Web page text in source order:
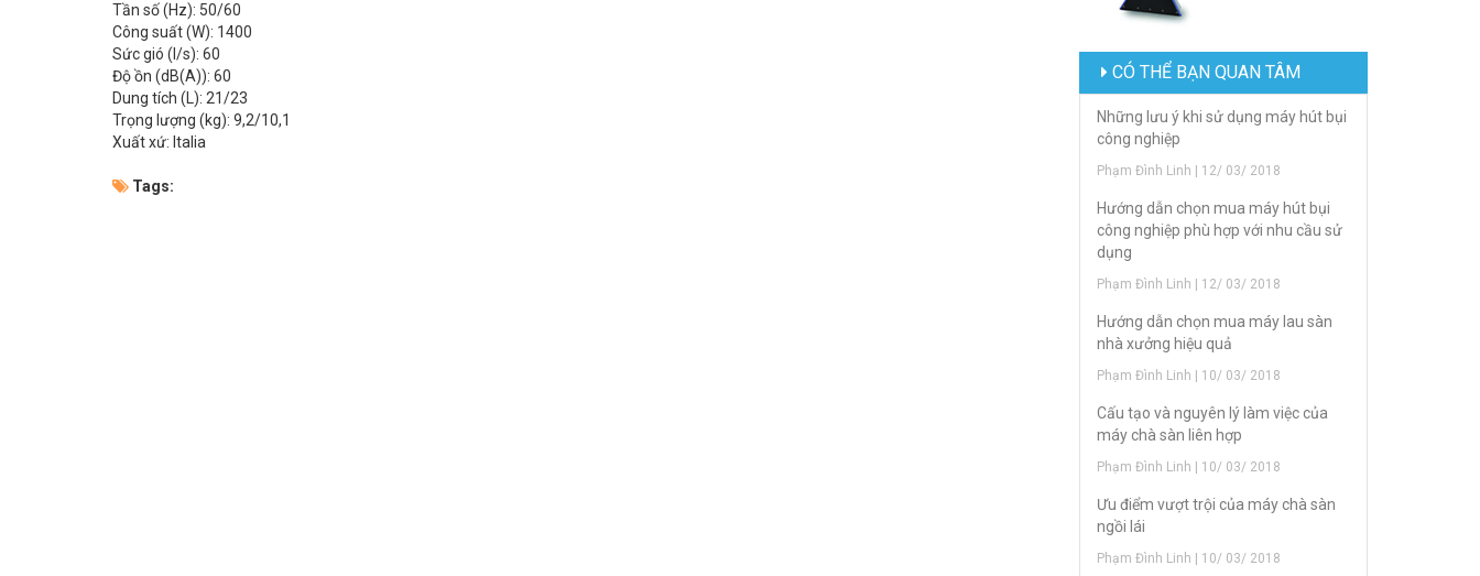
Tần số (Hz): 50/60
Công suất (W): 1400
Sức gió (l/s): 60
Độ ồn (dB(A)): 60
Dung tích (L): 21/23
Trọng lượng (kg): 9,2/10,1
Xuất xứ: Italia
Tags:
CÓ THỂ BẠN QUAN TÂM
Những lưu ý khi sử dụng máy hút bụi
công nghiệp
Phạm Đình Linh | 12/ 03/ 2018
Hướng dẫn chọn mua máy hút bụi
công nghiệp phù hợp với nhu cầu sử
dụng
Phạm Đình Linh | 12/ 03/ 2018
Hướng dẫn chọn mua máy lau sàn
nhà xưởng hiệu quả
Phạm Đình Linh | 10/ 03/ 2018
Cấu tạo và nguyên lý làm việc của
máy chà sàn liên hợp
Phạm Đình Linh | 10/ 03/ 2018
Ưu điểm vượt trội của máy chà sàn
ngồi lái
Phạm Đình Linh | 10/ 03/ 2018